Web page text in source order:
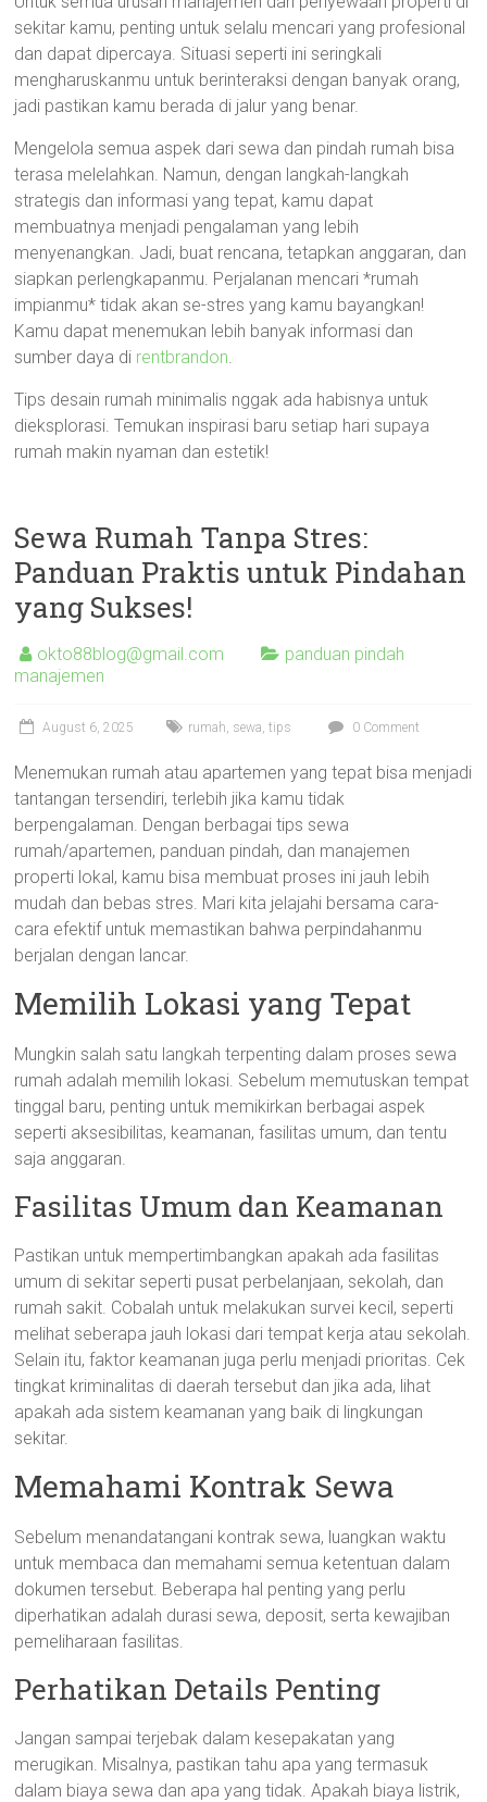
sekitar kamu, penting untuk selalu mencari yang profesional
dan dapat dipercaya. Situasi seperti ini seringkali
mengharuskanmu untuk berinteraksi dengan banyak orang,
jadi pastikan kamu berada di jalur yang benar.
Mengelola semua aspek dari sewa dan pindah rumah bisa
terasa melelahkan. Namun, dengan langkah-langkah
strategis dan informasi yang tepat, kamu dapat
membuatnya menjadi pengalaman yang lebih
menyenangkan. Jadi, buat rencana, tetapkan anggaran, dan
siapkan perlengkapanmu. Perjalanan mencari *rumah
impianmu* tidak akan se-stres yang kamu bayangkan!
Kamu dapat menemukan lebih banyak informasi dan
sumber daya di rentbrandon.
Tips desain rumah minimalis nggak ada habisnya untuk
dieksplorasi. Temukan inspirasi baru setiap hari supaya
rumah makin nyaman dan estetik!
Sewa Rumah Tanpa Stres:
Panduan Praktis untuk Pindahan
yang Sukses!
okto88blog@gmail.com
panduan pindah
manajemen
August 6, 2025 rumah, sewa,tips 0 Comment
Menemukan rumah atau apartemen yang tepat bisa menjadi
tantangan tersendiri, terlebih jika kamu tidak
berpengalaman. Dengan berbagai tips sewa
rumah/apartemen, panduan pindah, dan manajemen
properti lokal, kamu bisa membuat proses ini jauh lebih
mudah dan bebas stres. Mari kita jelajahi bersama cara-
cara efektif untuk memastikan bahwa perpindahanmu
berjalan dengan lancar.
Memilih Lokasi yang Tepat
Mungkin salah satu langkah terpenting dalam proses sewa
rumah adalah memilih lokasi. Sebelum memutuskan tempat
tinggal baru, penting untuk memikirkan berbagai aspek
seperti aksesibilitas, keamanan, fasilitas umum, dan tentu
saja anggaran.
Fasilitas Umum dan Keamanan
Pastikan untuk mempertimbangkan apakah ada fasilitas
umum di sekitar seperti pusat perbelanjaan, sekolah, dan
rumah sakit. Cobalah untuk melakukan survei kecil, seperti
melihat seberapa jauh lokasi dari tempat kerja atau sekolah.
Selain itu, faktor keamanan juga perlu menjadi prioritas. Cek
tingkat kriminalitas di daerah tersebut dan jika ada, lihat
apakah ada sistem keamanan yang baik di lingkungan
sekitar.
Memahami Kontrak Sewa
Sebelum menandatangani kontrak sewa, luangkan waktu
untuk membaca dan memahami semua ketentuan dalam
dokumen tersebut. Beberapa hal penting yang perlu
diperhatikan adalah durasi sewa, deposit, serta kewajiban
pemeliharaan fasilitas.
Perhatikan Details Penting
Jangan sampai terjebak dalam kesepakatan yang
merugikan. Misalnya, pastikan tahu apa yang termasuk
dalam biaya sewa dan apa yang tidak. Apakah biaya listrik,